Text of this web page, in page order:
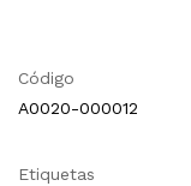
Código
A0020-000012
Etiquetas